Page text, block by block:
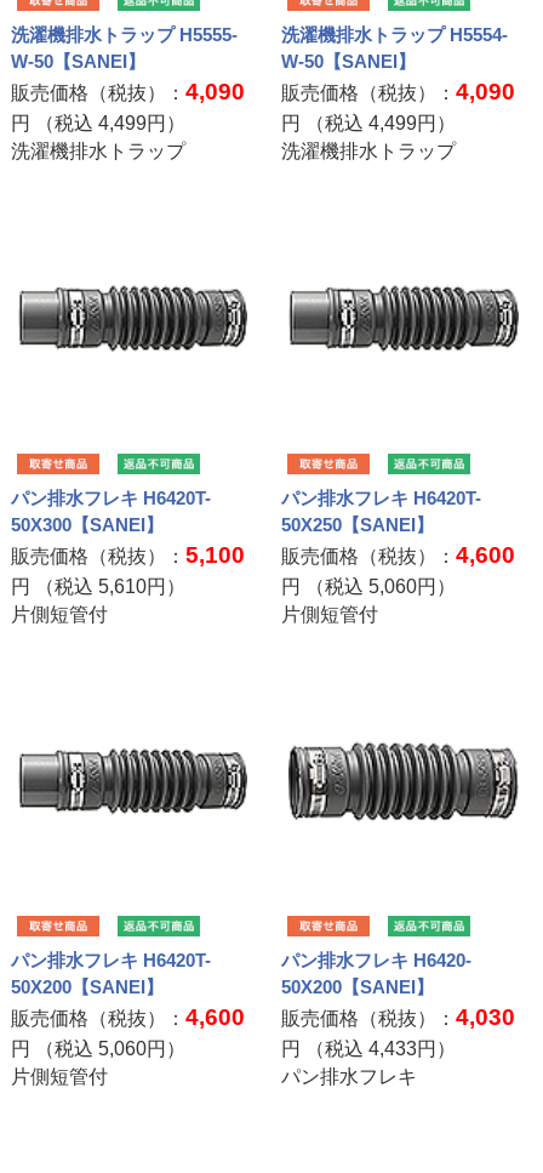
洗濯機排水トラップ H5555-
W-50【SANEI】
販売価格（税抜）： 4,090
円 （税込 4,499円）
洗濯機排水トラップ
洗濯機排水トラップ H5554-
W-50【SANEI】
販売価格（税抜）：4,090
円 （税込4,499円）
洗濯機排水トラップ
パン排水フレキ H6420T-
50X300【SANEI】
販売価格（税抜）： 5,100
円 （税込 5,610円）
片側短管付
パン排水フレキ H6420T-
50X250【SANEI】
販売価格（税抜）：4,600
円 （税込5,060円）
片側短管付
パン排水フレキ H6420T-
50X200【SANEI】
販売価格（税抜）： 4,600
円 （税込 5,060円）
片側短管付
パン排水フレキ H6420-
50X200【SANEI】
販売価格（税抜）：4,030
円 （税込4,433円）
パン排水フレキ